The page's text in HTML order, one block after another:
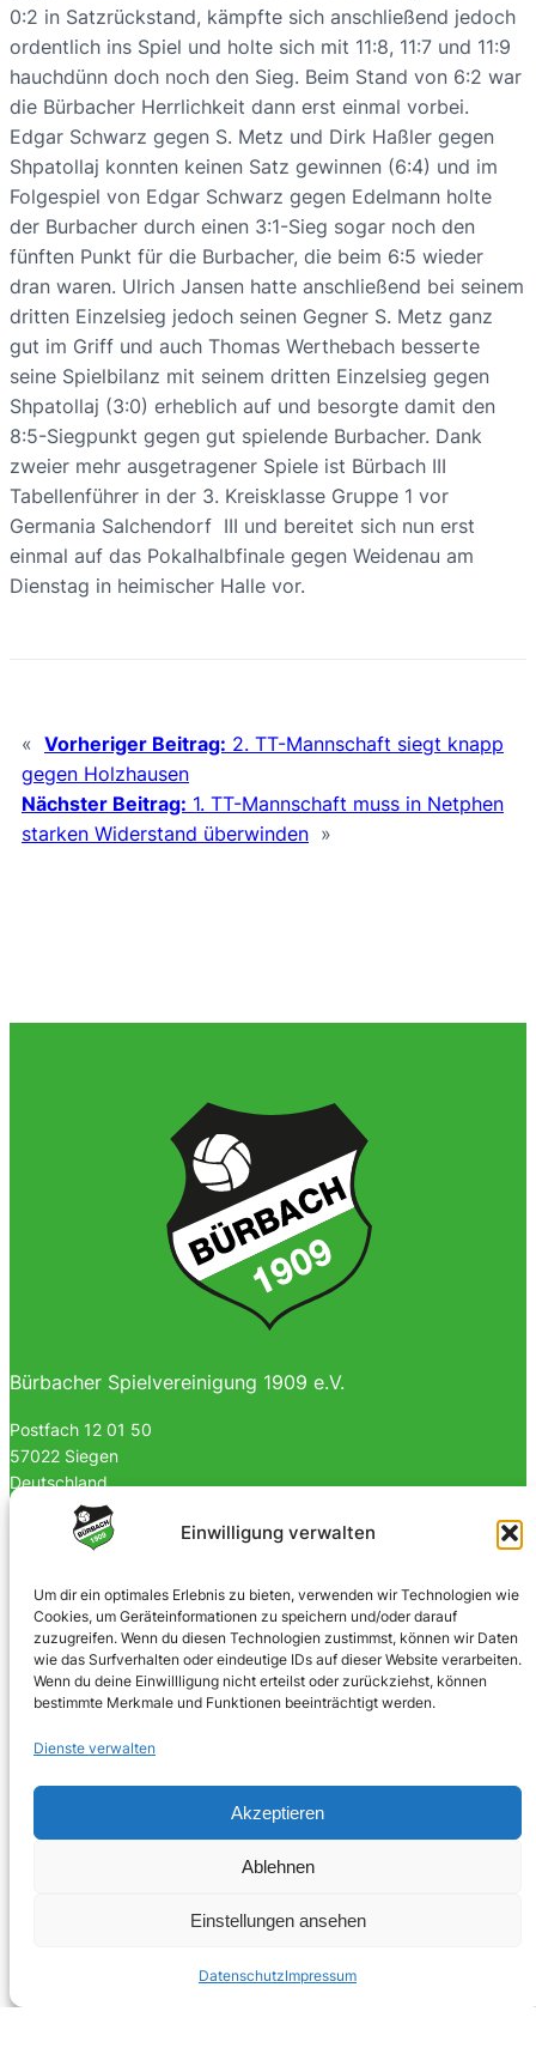
Einwilligung verwalten
Um dir ein optimales Erlebnis zu bieten, verwenden wir Technologien wie
Cookies, um Geräteinformationen zu speichern und/oder darauf
zuzugreifen. Wenn du diesen Technologien zustimmst, können wir Daten
wie das Surfverhalten oder eindeutige IDs auf dieser Website verarbeiten.
Wenn du deine Einwillligung nicht erteilst oder zurückziehst, können
bestimmte Merkmale und Funktionen beeinträchtigt werden.
Dienste verwalten
Akzeptieren
Ablehnen
Einstellungen ansehen
DatenschutzImpressum
0:2 in Satzrückstand, kämpfte sich anschließend jedoch
ordentlich ins Spiel und holte sich mit 11:8, 11:7 und 11:9
hauchdünn doch noch den Sieg. Beim Stand von 6:2 war
die Bürbacher Herrlichkeit dann erst einmal vorbei.
Edgar Schwarz gegen S. Metz und Dirk Haßler gegen
Shpatollaj konnten keinen Satz gewinnen (6:4) und im
Folgespiel von Edgar Schwarz gegen Edelmann holte
der Burbacher durch einen 3:1-Sieg sogar noch den
fünften Punkt für die Burbacher, die beim 6:5 wieder
dran waren. Ulrich Jansen hatte anschließend bei seinem
dritten Einzelsieg jedoch seinen Gegner S. Metz ganz
gut im Griff und auch Thomas Werthebach besserte
seine Spielbilanz mit seinem dritten Einzelsieg gegen
Shpatollaj (3:0) erheblich auf und besorgte damit den
8:5-Siegpunkt gegen gut spielende Burbacher. Dank
zweier mehr ausgetragener Spiele ist Bürbach III
Tabellenführer in der 3. Kreisklasse Gruppe 1 vor
Germania Salchendorf III und bereitet sich nun erst
einmal auf das Pokalhalbfinale gegen Weidenau am
Dienstag in heimischer Halle vor.
« Vorheriger Beitrag: 2. TT-Mannschaft siegt knapp
gegen Holzhausen
Nächster Beitrag: 1. TT-Mannschaft muss in Netphen
starken Widerstand überwinden »
Bürbacher Spielvereinigung 1909 e.V.
Postfach 12 01 50
57022 Siegen
Deutschland
0170 4903023
SOZIALE NETZWERKE
Facebook
Instagram
© 2025 · Bürbacher Spielvereinigung 1909 e.V.